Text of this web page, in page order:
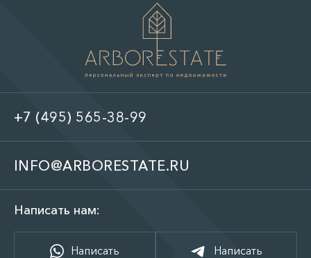
+7 (495) 565-38-99
INFO@ARBORESTATE.RU
Написать нам:
Написать Написать